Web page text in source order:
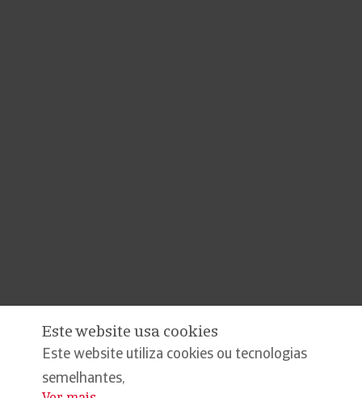
Este website usa cookies
Este website utiliza cookies ou tecnologias
semelhantes,